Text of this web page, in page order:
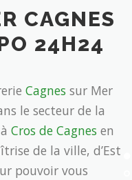
CAGNES
24H24
Cagnes sur Mer
le secteur de la
Cros de Cagnes en
de la ville, d’Est
pouvoir vous